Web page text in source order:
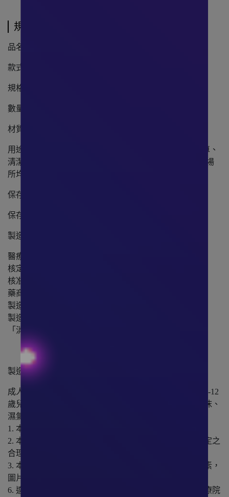
規格說明
品名 : “華淨“醫用口罩(未滅菌)
款式 : 4D立體醫療口罩 - 銀灰色
規格 : 成人,20.5x8.1cm
數量 : 25入，獨立包裝
材質 : 防潑水不織布、熔噴不織布、親膚複合纖維
用途 : 進出醫療院所、預防飛沫傳染、感冒、花粉、騎車、
清潔打掃、食品加工,或於大衆人與人之間之感染風險高場
所均可使用,防止飛沫傳遞的效果可達95%
保存方式 : 置於通風乾燥處
保存期限 : 未拆封常溫下5年
製造日期 : 標示於外盒上
醫療器材許可:
核定品名："華淨"醫用口罩(未滅菌)
核准字號：衛部醫器製壹字第008719號
藥商名稱：華淨醫材股份有限公司新店廠
製造廠名稱：華淨醫材股份有限公司新店廠
製造廠地址：新北市新店區中正路501-9及501-10號2樓
「消費者使用前應詳閱產品說明書」
製造批號 : 同製造日期
成人尺寸適合青少年及成人的臉形大小，兒童尺寸適合6-12
歲兒童及臉型較小用戶，三層防護有效防止空氣中的飛沫、
濕氣、花粉、細菌等。
1. 本商品為拋棄式，請勿洗滌後再度使用。
2. 本商品屬於個人衛生用品性質具備消保法第十九條所定之
合理例外情事，經拆封後無7日猶豫期。
3. 本商品採實品拍攝，各廠牌螢幕顯色及拍攝光源等因素，
圖片皆有些許差異，故商品顏色仍以實品為準。
6. 適用範圍如，搭乘大眾交通工具、出入公共場所、醫療院